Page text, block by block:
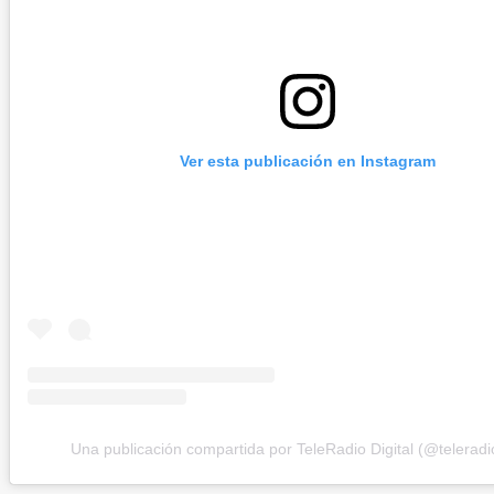
Ver esta publicación en Instagram
Una publicación compartida por TeleRadio Digital